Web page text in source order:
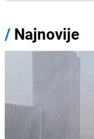
/ Najnovije